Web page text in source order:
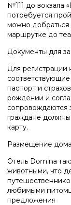
№111 до вокзала
потребуется
можно добраться
маршрутке до
Документы для
Для регистрации
паспорт и
рождении и
сопровождаются
граждане должны
карту.
Размещение
Отель Domina
животными, что
любимыми
предложения